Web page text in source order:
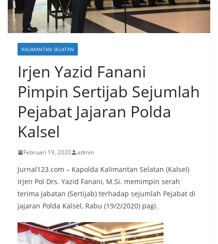
KALIMANTAN SELATAN
Irjen Yazid Fanani
Pimpin Sertijab Sejumlah
Pejabat Jajaran Polda
Kalsel
Februari 19, 2020 admin
Jurnal123.com – Kapolda Kalimantan Selatan (Kalsel)
Irjen Pol Drs. Yazid Fanani, M.Si. memimpin serah
terima jabatan (Sertijab) terhadap sejumlah Pejabat di
jajaran Polda Kalsel, Rabu (19/2/2020) pagi.